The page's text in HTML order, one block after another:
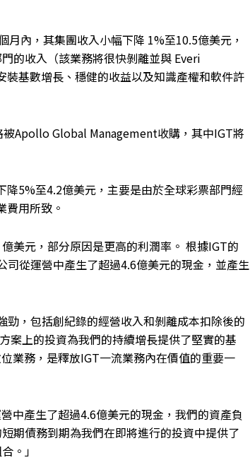
內，其集團收入小幅下降 1%至10.5億美元，
的收入（該業務將很快剝離並與 Everi
基數增長、穩健的收益以及知識產權和軟件許
Apollo Global Management收購，其中IGT將
5%至4.2億美元，主要是由於全球彩票部門經
費用所致。
美元，部分原因是更高的利潤率。 根據IGT的
從運營中產生了超過4.6億美元的現金，並產生
，包括創紀錄的經營收入和剝離成本扣除後的
案上的投資為我們的持續增長提供了堅實的基
業務，是釋放IGT一流業務內在價值的重要一
中產生了超過4.6億美元的現金，我們的資產負
期債務到期為我們在即將進行的投資中提供了
。」